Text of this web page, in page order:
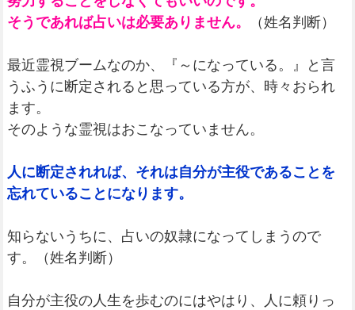
そうであれば占いは必要ありません。
（姓名判断）
最近霊視ブームなのか、『～になっている。』と言
うふうに断定されると思っている方が、時々おられ
ます。
そのような霊視はおこなっていません。
人に断定されれば、それは自分が主役であることを
忘れていることになります。
知らないうちに、占いの奴隷になってしまうので
す。（姓名判断）
自分が主役の人生を歩むのにはやはり、人に頼りっ